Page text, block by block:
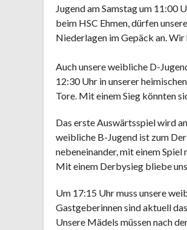
Jugend am Samstag um 11:00
beim HSC Ehmen, dürfen
Niederlagen im Gepäck an.
Auch unsere weibliche D-
12:30 Uhr in unserer
Tore. Mit einem Sieg könnten
Das erste Auswärtsspiel wird
weibliche B-Jugend ist zum
nebeneinander, mit einem
Mit einem Derbysieg bliebe
Um 17:15 Uhr muss unsere
Gastgeberinnen sind aktuell
Unsere Mädels müssen nach